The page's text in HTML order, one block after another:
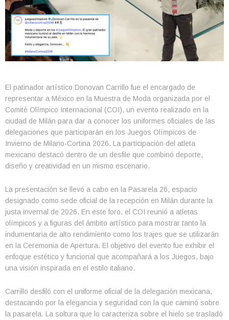
El patinador artístico Donovan Carrillo fue el encargado de
representar a México en la Muestra de Moda organizada por el
Comité Olímpico Internacional (COI), un evento realizado en la
ciudad de Milán para dar a conocer los uniformes oficiales de las
delegaciones que participarán en los Juegos Olímpicos de
Invierno de Milano-Cortina 2026. La participación del atleta
mexicano destacó dentro de un desfile que combinó deporte,
diseño y creatividad en un mismo escenario.
La presentación se llevó a cabo en la Pasarela 26, espacio
designado como sede oficial de la recepción en Milán durante la
justa invernal de 2026. En este foro, el COI reunió a atletas
olímpicos y a figuras del ámbito artístico para mostrar tanto la
indumentaria de alto rendimiento como los trajes que se utilizarán
en la Ceremonia de Apertura. El objetivo del evento fue exhibir el
enfoque estético y funcional que acompañará a los Juegos, bajo
una visión inspirada en el estilo italiano.
Carrillo desfiló con el uniforme oficial de la delegación mexicana,
destacando por la elegancia y seguridad con la que caminó sobre
la pasarela. La soltura que lo caracteriza sobre el hielo se trasladó